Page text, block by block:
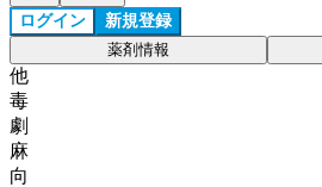
ログイン 新規登録
薬剤情報
他
毒
劇
麻
向